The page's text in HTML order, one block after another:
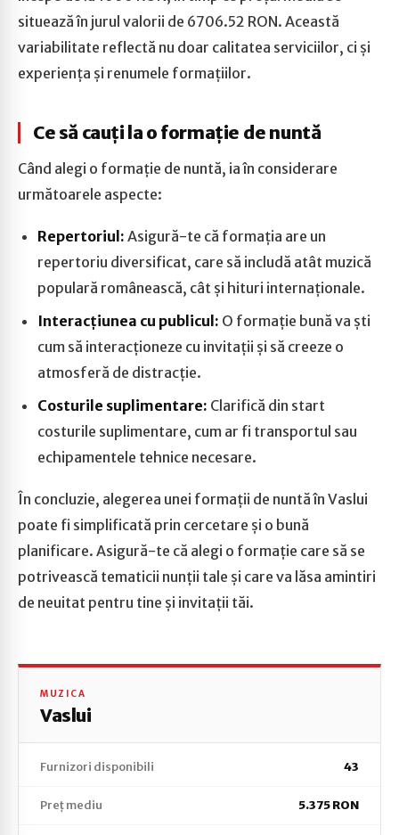
situează în jurul valorii de 6706.52 RON. Această
variabilitate reflectă nu doar calitatea serviciilor, ci și
experiența și renumele formațiilor.
Ce să cauți la o formație de nuntă
Când alegi o formație de nuntă, ia în considerare
următoarele aspecte:
Repertoriul: Asigură-te că formația are un
repertoriu diversificat, care să includă atât muzică
populară românească, cât și hituri internaționale.
Interacțiunea cu publicul: O formație bună va ști
cum să interacționeze cu invitații și să creeze o
atmosferă de distracție.
Costurile suplimentare: Clarifică din start
costurile suplimentare, cum ar fi transportul sau
echipamentele tehnice necesare.
În concluzie, alegerea unei formații de nuntă în Vaslui
poate fi simplificată prin cercetare și o bună
planificare. Asigură-te că alegi o formație care să se
potrivească tematicii nunții tale și care va lăsa amintiri
de neuitat pentru tine și invitații tăi.
MUZICA
Vaslui
Furnizori disponibili 43
Preț mediu 5.375 RON